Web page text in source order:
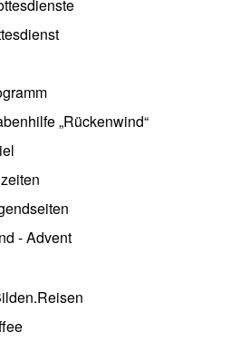
(opens in new tab)
„Rückenwind“
- Advent
von Erwachsene